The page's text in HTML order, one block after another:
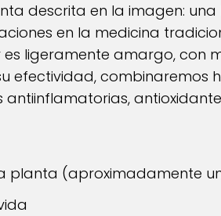
descrita en la imagen:
en la medicina
ligeramente amargo, con
efectividad, combinaremos
planta (aproximadamente